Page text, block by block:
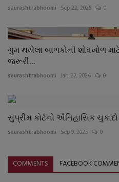
saurashtrabhoomi Sep 22, 2025 0
ગુમ થયેલા બાળકોની શોધખોળ
જરૂરી...
saurashtrabhoomi Jan 22, 2026 0
સુપ્રીમ કોર્ટનો ઐતિહાસિક
saurashtrabhoomi Sep 9, 2025 0
COMMENTS FACEBOOK